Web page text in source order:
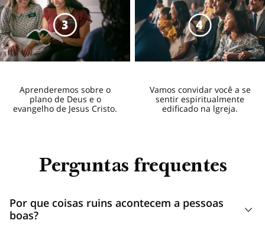
Aprenderemos sobre o
plano de Deus e o
evangelho de Jesus Cristo.
Vamos convidar você a se
sentir espiritualmente
edificado na lgreja.
Perguntas frequentes
Por que coisas ruins acontecem a pessoas
boas?